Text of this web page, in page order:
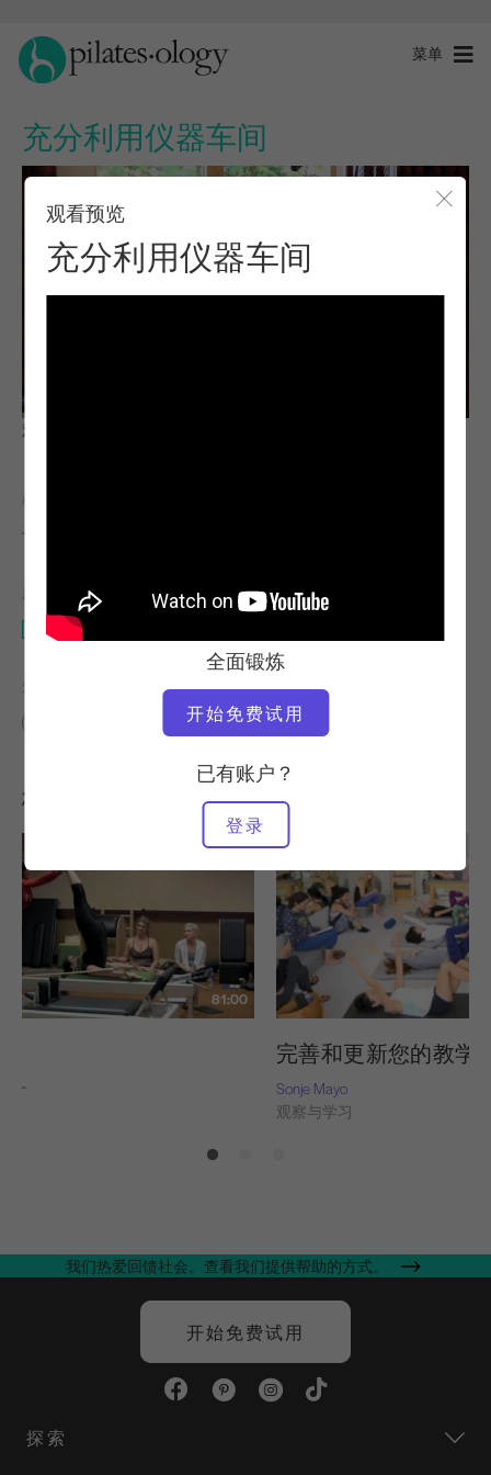
菜单
充分利用仪器车间
观看预览
充分利用仪器车间
全面锻炼
开始免费试用
已有账户？
登录
观察与学习
教师
卡伦-弗里斯曼
所需设备
整个工作室
查找类似课程
整个工作室
您可能喜欢的其他锻炼
81:00
什
完善和更新您的教学
Sonje Mayo
观察与学习
我们热爱回馈社会。查看我们提供帮助的方式。
开始免费试用
探索